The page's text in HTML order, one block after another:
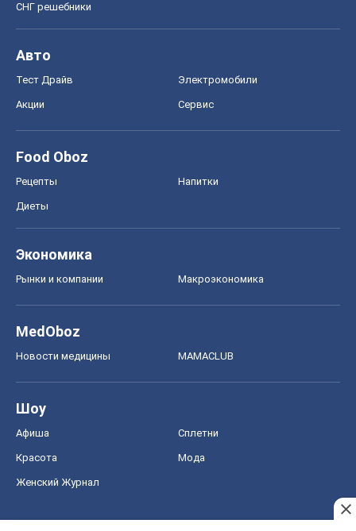
СНГ решебники
Авто
Тест Драйв Электромобили
Акции Сервис
Food Oboz
Рецепты Напитки
Диеты
Экономика
Рынки и компании Mакроэкономика
MedOboz
Новости медицины MAMACLUB
Шоу
Афиша Сплетни
Красота Мода
Женский Журнал